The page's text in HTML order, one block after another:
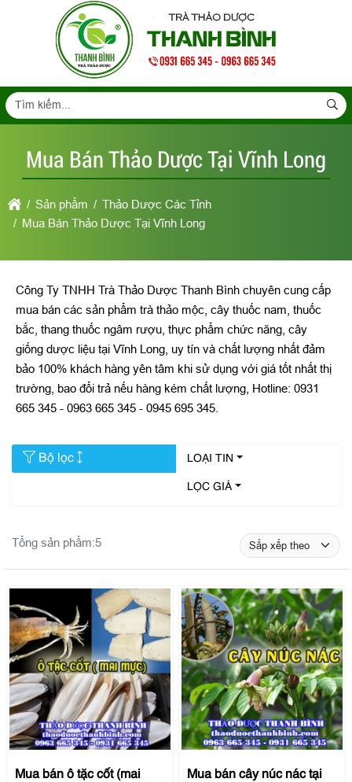
Mua Bán Thảo Dược Tại Vĩnh Long
Sản phẩm
Thảo Dược Các Tỉnh
Mua Bán Thảo Dược Tại Vĩnh Long
Công Ty TNHH Trà Thảo Dược Thanh Bình chuyên cung cấp
mua bán các sản phẩm trà thảo mộc, cây thuốc nam, thuốc
bắc, thang thuốc ngâm rượu, thực phẩm chức năng, cây
giống dược liệu tại Vĩnh Long, uy tín và chất lượng nhất đảm
bảo 100% khách hàng yên tâm khi sử dụng với giá tốt nhất thị
trường, bao đổi trả nếu hàng kém chất lượng, Hotline: 0931
665 345 - 0963 665 345 - 0945 695 345.
Bộ lọc LOẠI TIN
LỌC GIÁ
Tổng sản phẩm:5
Mua bán ô tặc cốt (mai
Mua bán cây núc nác tại